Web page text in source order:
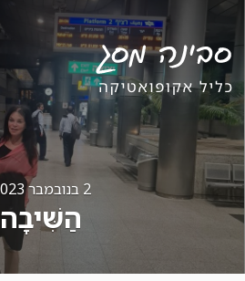
2 בנובמבר 2023
הַשִּׁיבָה